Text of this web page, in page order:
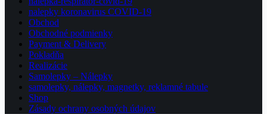
nalepky koronavirus COVID-19
Obchod
Obchodné podmienky
Payment & Delivery
Pokladňa
Realizácie
Samolepky – Nálepky
samolepky, nálepky, magnetky, reklamné tabule
Shop
Zásady ochrany osobných údajov